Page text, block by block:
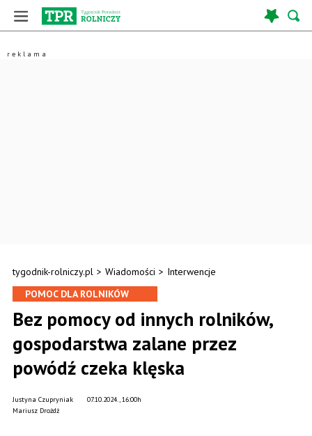
tygodnik-rolniczy.pl > Wiadomości > Interwencje
POMOC DLA ROLNIKÓW
Bez pomocy od innych rolników,
gospodarstwa zalane przez
powódź czeka klęska
07.10.2024., 16:00h
Justyna Czupryniak
Mariusz Drożdż